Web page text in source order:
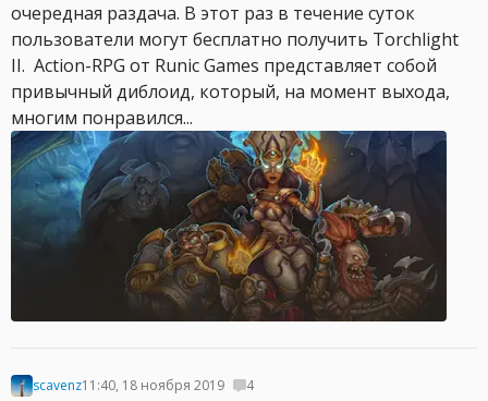
очередная раздача. В этот раз в течение суток
пользователи могут бесплатно получить Torchlight
II. Action-RPG от Runic Games представляет собой
привычный диблоид, который, на момент выхода,
многим понравился...
scavenz11:40, 18 ноября 2019 4